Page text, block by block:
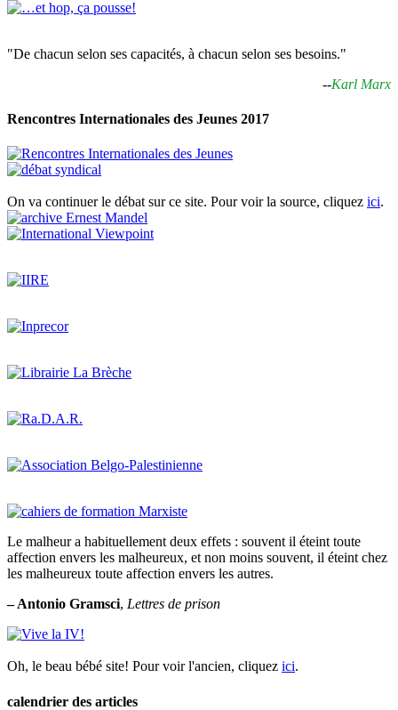
"De chacun selon ses capacités, à chacun selon ses besoins."
--Karl Marx
Rencontres Internationales des Jeunes 2017
On va continuer le débat sur ce site. Pour voir la source, cliquez ici.
Le malheur a habituellement deux effets : souvent il éteint toute
affection envers les malheureux, et non moins souvent, il éteint chez
les malheureux toute affection envers les autres.
– Antonio Gramsci, Lettres de prison
Oh, le beau bébé site! Pour voir l'ancien, cliquez ici.
calendrier des articles